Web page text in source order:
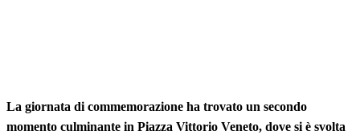
La giornata di commemorazione ha trovato un secondo
momento culminante in Piazza Vittorio Veneto, dove si è svolta